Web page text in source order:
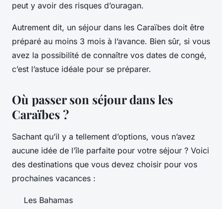
peut y avoir des risques d’ouragan.
Autrement dit, un séjour dans les Caraïbes doit être
préparé au moins 3 mois à l’avance. Bien sûr, si vous
avez la possibilité de connaître vos dates de congé,
c’est l’astuce idéale pour se préparer.
Où passer son séjour dans les
Caraïbes ?
Sachant qu’il y a tellement d’options, vous n’avez
aucune idée de l’île parfaite pour votre séjour ? Voici
des destinations que vous devez choisir pour vos
prochaines vacances :
Les Bahamas